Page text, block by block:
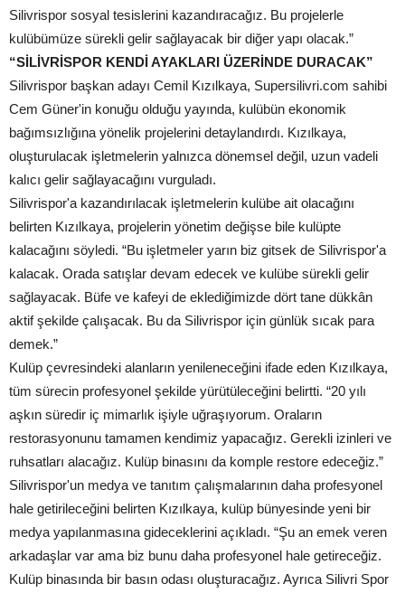
Silivrispor sosyal tesislerini kazandıracağız. Bu projelerle
kulübümüze sürekli gelir sağlayacak bir diğer yapı olacak.”
“SİLİVRİSPOR KENDİ AYAKLARI ÜZERİNDE DURACAK”
Silivrispor başkan adayı Cemil Kızılkaya, Supersilivri.com sahibi
Cem Güner'in konuğu olduğu yayında, kulübün ekonomik
bağımsızlığına yönelik projelerini detaylandırdı. Kızılkaya,
oluşturulacak işletmelerin yalnızca dönemsel değil, uzun vadeli
kalıcı gelir sağlayacağını vurguladı.
Silivrispor'a kazandırılacak işletmelerin kulübe ait olacağını
belirten Kızılkaya, projelerin yönetim değişse bile kulüpte
kalacağını söyledi. “Bu işletmeler yarın biz gitsek de Silivrispor'a
kalacak. Orada satışlar devam edecek ve kulübe sürekli gelir
sağlayacak. Büfe ve kafeyi de eklediğimizde dört tane dükkân
aktif şekilde çalışacak. Bu da Silivrispor için günlük sıcak para
demek.”
Kulüp çevresindeki alanların yenileneceğini ifade eden Kızılkaya,
tüm sürecin profesyonel şekilde yürütüleceğini belirtti. “20 yılı
aşkın süredir iç mimarlık işiyle uğraşıyorum. Oraların
restorasyonunu tamamen kendimiz yapacağız. Gerekli izinleri ve
ruhsatları alacağız. Kulüp binasını da komple restore edeceğiz.”
Silivrispor'un medya ve tanıtım çalışmalarının daha profesyonel
hale getirileceğini belirten Kızılkaya, kulüp bünyesinde yeni bir
medya yapılanmasına gideceklerini açıkladı. “Şu an emek veren
arkadaşlar var ama biz bunu daha profesyonel hale getireceğiz.
Kulüp binasında bir basın odası oluşturacağız. Ayrıca Silivri Spor